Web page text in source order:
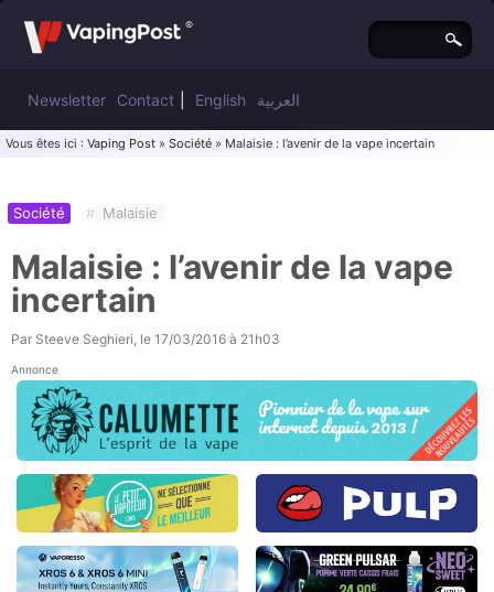
Newsletter Contact English العربية
Vous êtes ici : Vaping Post » Société » Malaisie : l’avenir de la vape incertain
Société # Malaisie
Malaisie : l’avenir de la vape
incertain
Par Steeve Seghieri, le 17/03/2016 à 21h03
Annonce